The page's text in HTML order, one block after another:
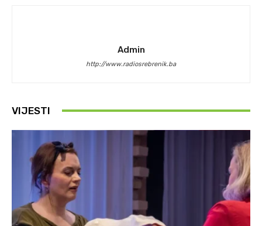
Admin
http://www.radiosrebrenik.ba
VIJESTI